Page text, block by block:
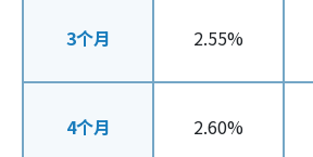
3个月 2.55%
4个月 2.60%